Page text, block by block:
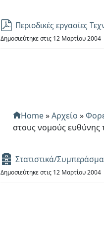
p
f
Περιοδικές εργασίες
Δημοσιεύτηκε στις 12 Μαρτίου 2004
Home»Αρχείο »
στους νομούς ευθύνης
Α
χ
Στατιστικά/
Δημοσιεύτηκε στις 12 Μαρτίου 2004